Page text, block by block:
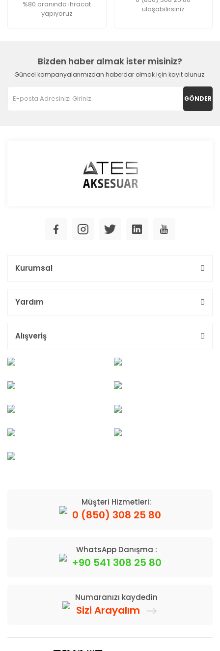
%80 oranında ihracat
yapıyoruz
ulaşabilirsiniz
Bizden haber almak ister misiniz?
Güncel kampanyalarımızdan haberdar olmak için kayıt olunuz.
GÖNDER
Kurumsal
Yardım
Alışveriş
Müşteri Hizmetleri:
0 (850) 308 25 80
WhatsApp Danışma :
+90 541 308 25 80
Numaranızı kaydedin
Sizi Arayalım